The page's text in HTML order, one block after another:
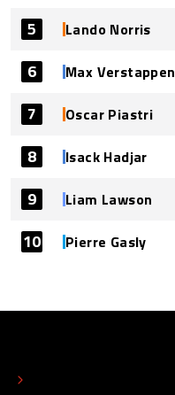
5 Lando Norris
6 Max Verstappen
7 Oscar Piastri
8 Isack Hadjar
9 Liam Lawson
10 Pierre Gasly